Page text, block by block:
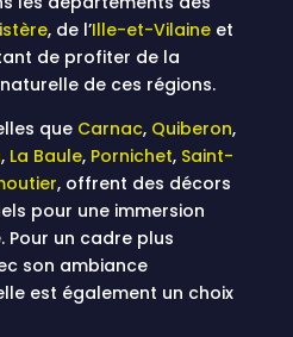
, de l’Ille-et-Vilaineet
de profiter de la
de ces régions.
que Carnac, Quiberon,
, La Baule, Pornichet, Saint-
, offrent des décors
pour une immersion
Pour un cadre plus
son ambiance
est également un choix